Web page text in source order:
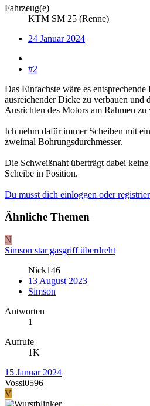
Fahrzeug(e)
KTM SM 25 (Renne)
24 Januar 2024
#2
Das Einfachste wäre es entsprechende
ausreichender Dicke zu verbauen und
Ausrichten des Motors am Rahmen zu
Ich nehm dafür immer Scheiben mit
zweimal Bohrungsdurchmesser.
Die Schweißnaht überträgt dabei
Scheibe in Position.
Du musst dich einloggen oder
Ähnliche Themen
N
Simson star gasgriff überdreht
Nick146
13 August 2023
Simson
Antworten
1
Aufrufe
1K
15 Januar 2024
Vossi0596
V